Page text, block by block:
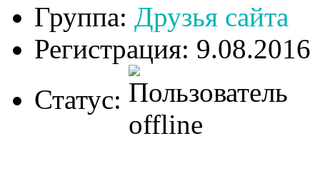
Группа: Друзья сайта
Регистрация: 9.08.2016
Статус: